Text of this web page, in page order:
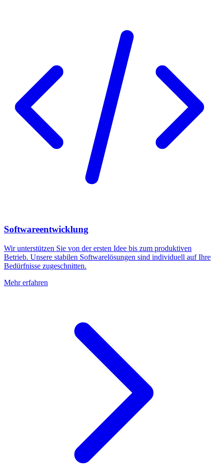
Softwareentwicklung
Wir unterstützen Sie von der ersten Idee bis zum produktiven
Betrieb. Unsere stabilen Softwarelösungen sind individuell auf Ihre
Bedürfnisse zugeschnitten.
Mehr erfahren